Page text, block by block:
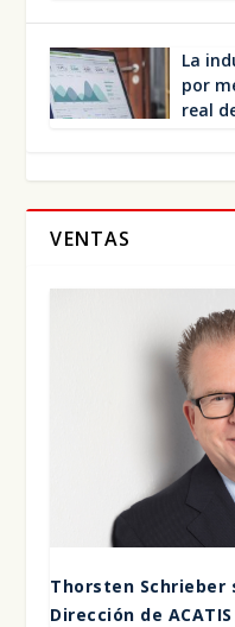
La
por
real
VENTAS
Thors­ten Schrie­ber
Direc­ción de ACA­TIS